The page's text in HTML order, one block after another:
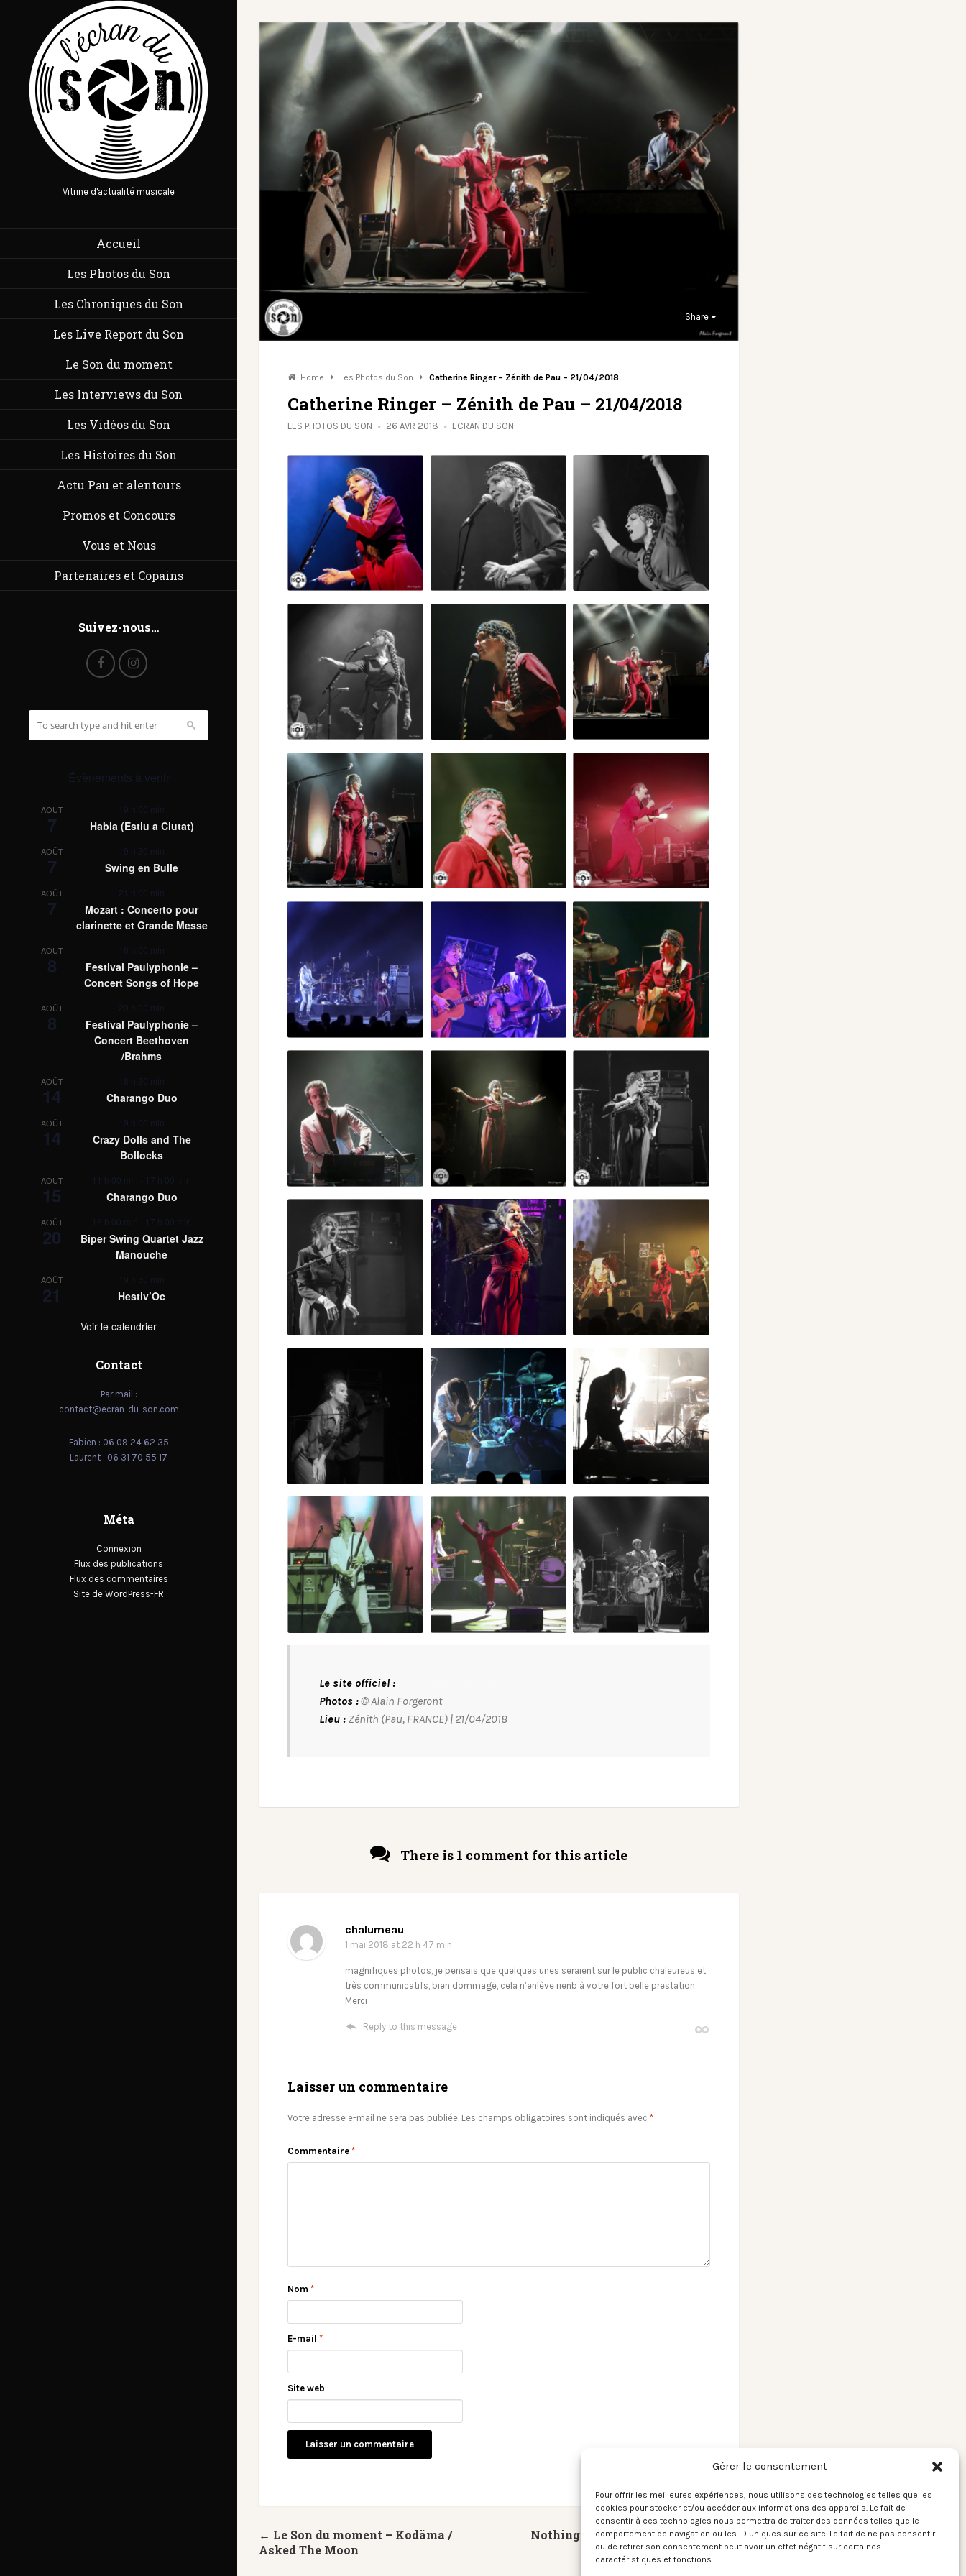
Gérer le consentement
Pour offrir les meilleures expériences, nous utilisons des technologies telles que les
cookies pour stocker et/ou accéder aux informations des appareils. Le fait de
consentir à ces technologies nous permettra de traiter des données telles que le
comportement de navigation ou les ID uniques sur ce site. Le fait de ne pas consentir
ou de retirer son consentement peut avoir un effet négatif sur certaines
caractéristiques et fonctions.
Vitrine d'actualité musicale
Accueil
Les Photos du Son
Les Chroniques du Son
Les Live Report du Son
Le Son du moment
Les Interviews du Son
Les Vidéos du Son
Les Histoires du Son
Actu Pau et alentours
Promos et Concours
Vous et Nous
Partenaires et Copains
Suivez-nous…
Évènements à venir
AOÛT
7
19 h 00 min
Habia (Estiu a Ciutat)
AOÛT
7
19 h 30 min
Swing en Bulle
AOÛT
7
21 h 00 min
Mozart : Concerto pour
clarinette et Grande Messe
AOÛT
8
16 h 00 min
Festival Paulyphonie –
Concert Songs of Hope
AOÛT
8
20 h 00 min
Festival Paulyphonie –
Concert Beethoven
/Brahms
AOÛT
14
18 h 30 min
Charango Duo
AOÛT
14
19 h 00 min
Crazy Dolls and The
Bollocks
AOÛT
15
11 h 00 min - 17 h 00 min
Charango Duo
AOÛT
20
16 h 00 min - 17 h 00 min
Biper Swing Quartet Jazz
Manouche
AOÛT
21
19 h 30 min
Hestiv’Oc
Voir le calendrier
Contact
Par mail :
contact@ecran-du-son.com
Fabien : 06 09 24 62 35
Laurent : 06 31 70 55 17
Méta
Connexion
Flux des publications
Flux des commentaires
Site de WordPress-FR
Share
Home Les Photos du Son Catherine Ringer – Zénith de Pau – 21/04/2018
Catherine Ringer – Zénith de Pau – 21/04/2018
LES PHOTOS DU SON 26 AVR 2018 ECRAN DU SON
Le site officiel :
Photos :© Alain Forgeront
Lieu : Zénith (Pau, FRANCE) | 21/04/2018
There is 1 comment for this article
chalumeau
1 mai 2018 at 22 h 47 min
magnifiques photos, je pensais que quelques unes seraient sur le public chaleureus et
très communicatifs, bien dommage, cela n’enlève rienb à votre fort belle prestation.
Merci
Reply to this message
Laisser un commentaire
Votre adresse e-mail ne sera pas publiée. Les champs obligatoires sont indiqués avec *
Commentaire *
Nom *
E-mail *
Site web
Nothing Compares 2 U by Prince →
← Le Son du moment – Kodäma /
Asked The Moon